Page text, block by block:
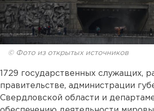
© Фото из открытых источников
1729 государственных служащих,
правительстве, администрации
Свердловской области и